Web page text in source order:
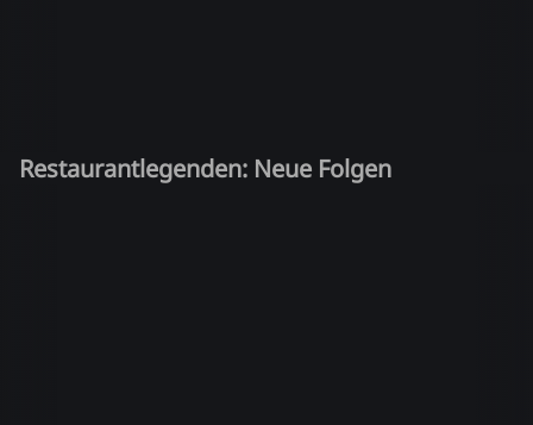
Restaurantlegenden: Neue Folgen